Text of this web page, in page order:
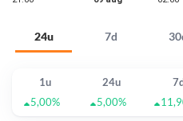
24u 7d
1u 24u
5,00%
5,00%